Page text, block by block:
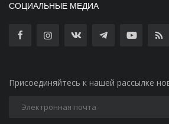
СОЦИАЛЬНЫЕ МЕДИА
Присоединяйтесь к нашей рассылке